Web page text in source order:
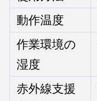
動作温度
作業環境の
湿度
赤外線支援